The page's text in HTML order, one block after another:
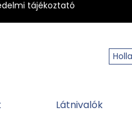
tájékoztató
Látnivalók